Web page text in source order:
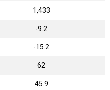
₹1,433
-9.2
-15.2
62
45.9